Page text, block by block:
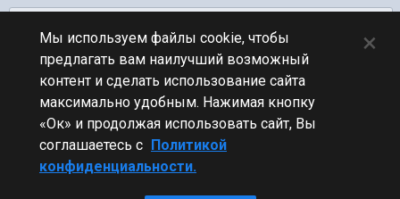
ПЕРЕЙТИ К СПИСКУ ТЕМ
Обсуждение Мира Кораблей
Стиль
Мы используем файлы cookie, чтобы
предлагать вам наилучший возможный
контент и сделать использование сайта
максимально удобным. Нажимая кнопку
«Ок» и продолжая использовать сайт, Вы
соглашаетесь с Политикой
конфиденциальности.
×